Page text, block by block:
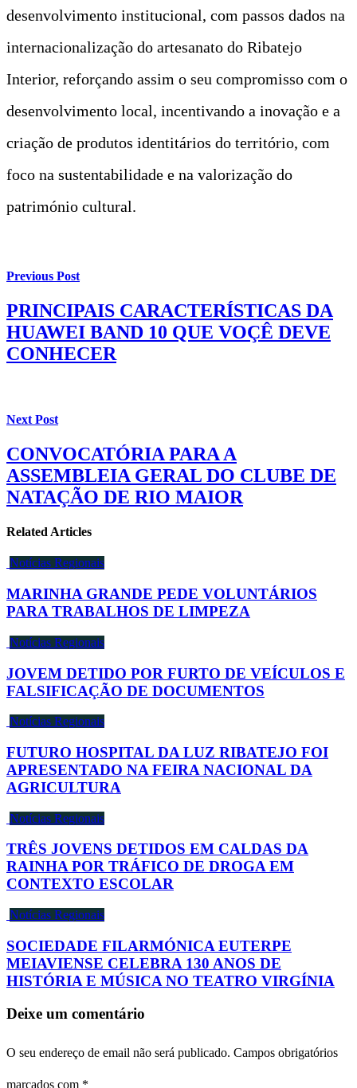
desenvolvimento institucional, com passos dados na
internacionalização do artesanato do Ribatejo
Interior, reforçando assim o seu compromisso com o
desenvolvimento local, incentivando a inovação e a
criação de produtos identitários do território, com
foco na sustentabilidade e na valorização do
património cultural.
Previous Post
PRINCIPAIS CARACTERÍSTICAS DA
HUAWEI BAND 10 QUE VOÇÊ DEVE
CONHECER
Next Post
CONVOCATÓRIA PARA A
ASSEMBLEIA GERAL DO CLUBE DE
NATAÇÃO DE RIO MAIOR
Related Articles
Notícias Regionais
MARINHA GRANDE PEDE VOLUNTÁRIOS
PARA TRABALHOS DE LIMPEZA
Notícias Regionais
JOVEM DETIDO POR FURTO DE VEÍCULOS E
FALSIFICAÇÃO DE DOCUMENTOS
Notícias Regionais
FUTURO HOSPITAL DA LUZ RIBATEJO FOI
APRESENTADO NA FEIRA NACIONAL DA
AGRICULTURA
Notícias Regionais
TRÊS JOVENS DETIDOS EM CALDAS DA
RAINHA POR TRÁFICO DE DROGA EM
CONTEXTO ESCOLAR
Notícias Regionais
SOCIEDADE FILARMÓNICA EUTERPE
MEIAVIENSE CELEBRA 130 ANOS DE
HISTÓRIA E MÚSICA NO TEATRO VIRGÍNIA
Deixe um comentário
O seu endereço de email não será publicado. Campos obrigatórios
marcados com *